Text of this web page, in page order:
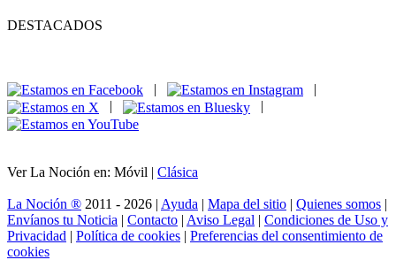
DESTACADOS
|
|
|
|
Ver La Noción en: Móvil | Clásica
La Noción ® 2011 - 2026 | Ayuda | Mapa del sitio | Quienes somos |
Envíanos tu Noticia | Contacto | Aviso Legal | Condiciones de Uso y
Privacidad | Política de cookies | Preferencias del consentimiento de
cookies